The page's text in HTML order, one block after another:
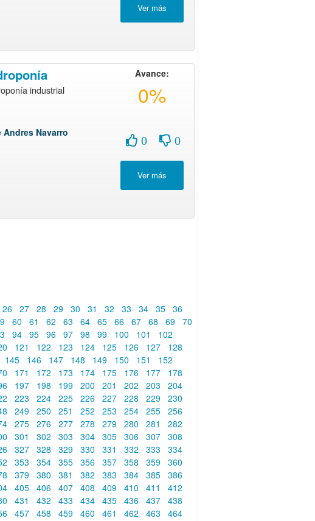
industrial
Andres Navarro
Avance:
0%
0 0
26 27 28 29 30 31 32 33 34 35 36
60 61 62 63 64 65 66 67 68 69 70
94 95 96 97 98 99 100 101
102
121 122 123 124 125 126 127
128
145 146 147 148 149 150 151
152
171 172 173 174 175 176 177
178
197 198 199 200 201 202 203
204
223 224 225 226 227 228 229 230
249 250 251 252 253 254 255 256
275 276 277 278 279 280 281
282
301 302 303 304 305 306 307 308
327 328 329 330 331 332 333
334
353 354 355 356 357 358 359 360
379 380 381 382 383 384 385 386
405 406 407 408 409 410 411
412
431 432 433 434 435 436 437 438
457 458 459 460 461 462 463
464